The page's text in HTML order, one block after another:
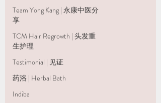
Team Yong Kang | 永康中医分
享
TCM Hair Regrowth | 头发重
生护理
Testimonial | 见证
药浴 | Herbal Bath
Indiba